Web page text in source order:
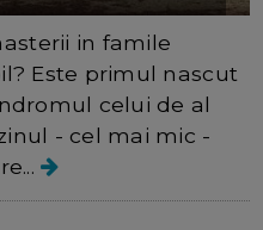
in famile
Este primul nascut
celui de al
- cel mai mic -